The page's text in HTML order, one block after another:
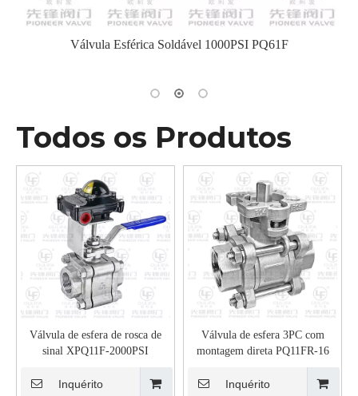
Insulated Signal Flanged Ball Valve Viscous
Todos os Produtos
Válvula de esfera de rosca de
sinal XPQ11F-2000PSI
Inquérito
Válvula de esfera 3PC com
montagem direta PQ11FR-16
Inquérito